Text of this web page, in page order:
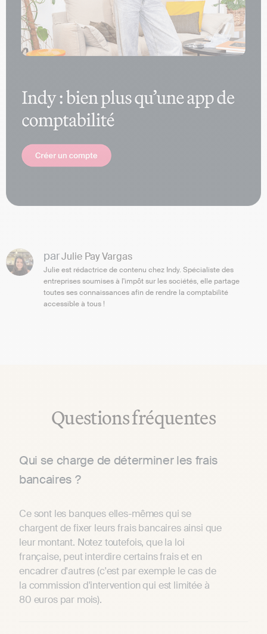
parJulie Pay Vargas
Julie est rédactrice de contenu chez Indy. Spécialiste des
entreprises soumises à l'impôt sur les sociétés, elle partage
toutes ses connaissances afin de rendre la comptabilité
accessible à tous !
Questions fréquentes
Qui se charge de déterminer les frais
bancaires ?
Ce sont les banques elles-mêmes qui se
chargent de fixer leurs frais bancaires ainsi que
leur montant. Notez toutefois, que la loi
française, peut interdire certains frais et en
encadrer d'autres (c'est par exemple le cas de
la commission d'intervention qui est limitée à
80 euros par mois).